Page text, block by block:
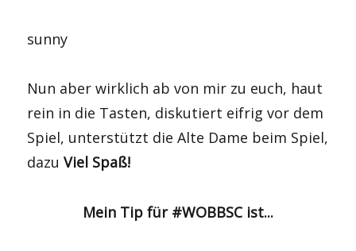
sunny
Nun aber wirklich ab von mir zu euch, haut
rein in die Tasten, diskutiert eifrig vor dem
Spiel, unterstützt die Alte Dame beim Spiel,
dazuViel Spaß!
Mein Tip für #WOBBSC ist...